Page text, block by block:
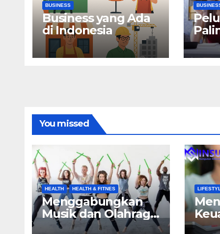
BUSINESS
Business yang Ada
di Indonesia
You missed
HEALTH HEALTH & FITNES
Menggabungkan
Musik dan Olahraga
untuk Hasil Latihan